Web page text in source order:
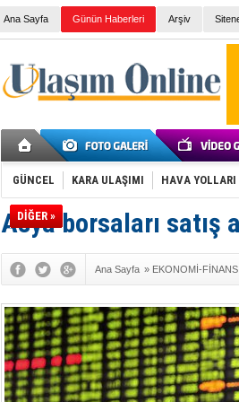
Ana Sayfa Günün Haberleri Arşiv
GÜNCEL KARA ULAŞIMI HAVA YOLLARI
DİĞER »
Asya borsaları satış
Ana Sayfa » EKONOMİ-FİNANS